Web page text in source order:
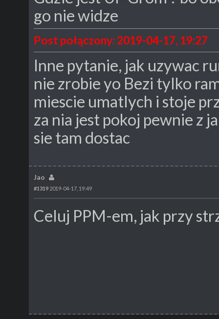
go nie widze
Post połączony: 2019-04-17, 19:27
Inne pytanie, jak uzywac
nie zrobie yo Bezi tylko
miescie umatlych i stoje
za nia jest pokoj pewnie z
sie tam dostac
Jao
#1319 2019-04-17, 19:49
Celuj PPM-em, jak przy